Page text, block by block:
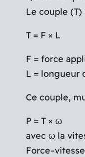
Le couple
T = F × L
F = force
L = longueur
Ce couple,
P = T × ω
avec ω la